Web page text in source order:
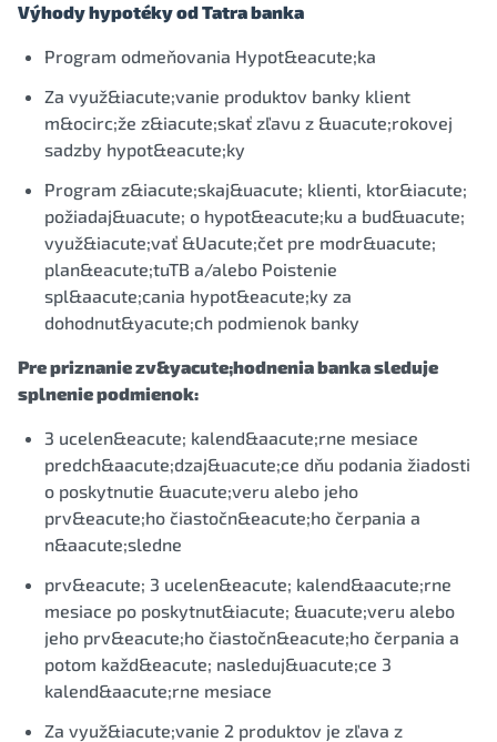
Výhody hypotéky od Tatra banka
Program odmeňovania Hypot&eacute;ka
Za využ&iacute;vanie produktov banky klient
m&ocirc;že z&iacute;skať zľavu z &uacute;rokovej
sadzby hypot&eacute;ky
Program z&iacute;skaj&uacute; klienti, ktor&iacute;
požiadaj&uacute; o hypot&eacute;ku a bud&uacute;
využ&iacute;vať &Uacute;čet pre modr&uacute;
plan&eacute;tuTB a/alebo Poistenie
spl&aacute;cania hypot&eacute;ky za
dohodnut&yacute;ch podmienok banky
Pre priznanie zv&yacute;hodnenia banka sleduje
splnenie podmienok:
3 ucelen&eacute; kalend&aacute;rne mesiace
predch&aacute;dzaj&uacute;ce dňu podania žiadosti
o poskytnutie &uacute;veru alebo jeho
prv&eacute;ho čiastočn&eacute;ho čerpania a
n&aacute;sledne
prv&eacute; 3 ucelen&eacute; kalend&aacute;rne
mesiace po poskytnut&iacute; &uacute;veru alebo
jeho prv&eacute;ho čiastočn&eacute;ho čerpania a
potom každ&eacute; nasleduj&uacute;ce 3
kalend&aacute;rne mesiace
Za využ&iacute;vanie 2 produktov je zľava z